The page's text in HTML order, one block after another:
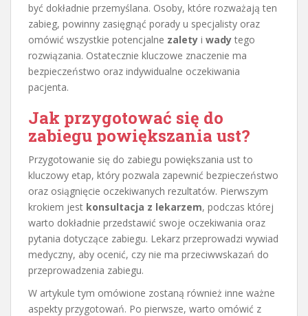
być dokładnie przemyślana. Osoby, które rozważają ten
zabieg, powinny zasięgnąć porady u specjalisty oraz
omówić wszystkie potencjalne zalety i wady tego
rozwiązania. Ostatecznie kluczowe znaczenie ma
bezpieczeństwo oraz indywidualne oczekiwania
pacjenta.
Jak przygotować się do
zabiegu powiększania ust?
Przygotowanie się do zabiegu powiększania ust to
kluczowy etap, który pozwala zapewnić bezpieczeństwo
oraz osiągnięcie oczekiwanych rezultatów. Pierwszym
krokiem jest konsultacja z lekarzem, podczas której
warto dokładnie przedstawić swoje oczekiwania oraz
pytania dotyczące zabiegu. Lekarz przeprowadzi wywiad
medyczny, aby ocenić, czy nie ma przeciwwskazań do
przeprowadzenia zabiegu.
W artykule tym omówione zostaną również inne ważne
aspekty przygotowań. Po pierwsze, warto omówić z